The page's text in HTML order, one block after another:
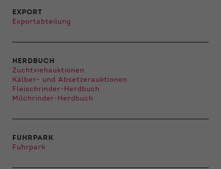
EXPORT
Exportabteilung
HERDBUCH
Zuchtviehauktionen
Kälber- und Absetzerauktionen
Fleischrinder-Herdbuch
Milchrinder-Herdbuch
FUHRPARK
Fuhrpark